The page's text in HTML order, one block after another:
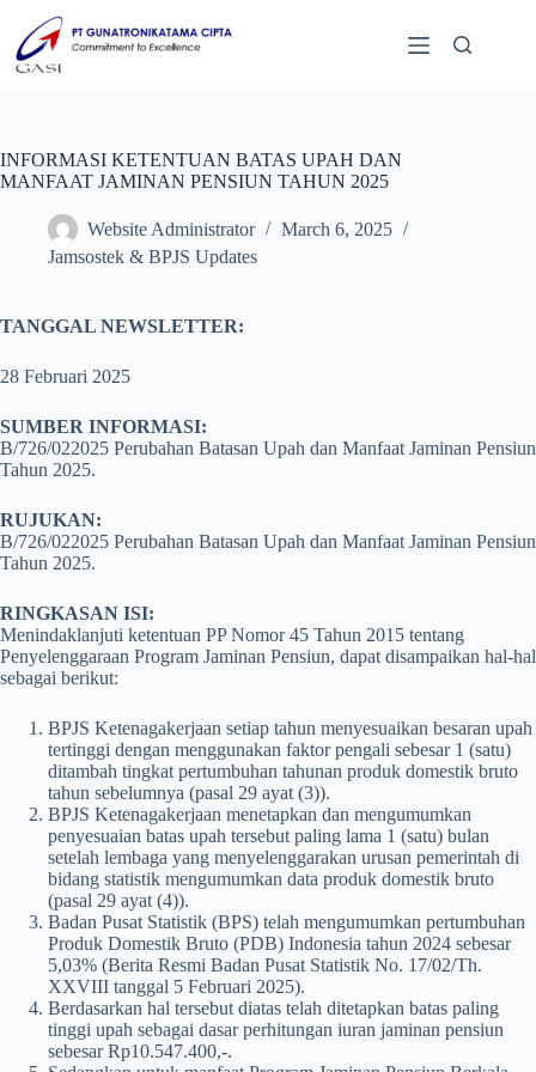
INFORMASI KETENTUAN BATAS UPAH DAN
MANFAAT JAMINAN PENSIUN TAHUN 2025
Website Administrator
March 6, 2025
Jamsostek & BPJS Updates
TANGGAL NEWSLETTER:
28 Februari 2025
SUMBER INFORMASI:
B/726/022025 Perubahan Batasan Upah dan Manfaat Jaminan Pensiun
Tahun 2025.
RUJUKAN:
B/726/022025 Perubahan Batasan Upah dan Manfaat Jaminan Pensiun
Tahun 2025.
RINGKASAN ISI:
Menindaklanjuti ketentuan PP Nomor 45 Tahun 2015 tentang
Penyelenggaraan Program Jaminan Pensiun, dapat disampaikan hal-hal
sebagai berikut:
BPJS Ketenagakerjaan setiap tahun menyesuaikan besaran upah
tertinggi dengan menggunakan faktor pengali sebesar 1 (satu)
ditambah tingkat pertumbuhan tahunan produk domestik bruto
tahun sebelumnya (pasal 29 ayat (3)).
BPJS Ketenagakerjaan menetapkan dan mengumumkan
penyesuaian batas upah tersebut paling lama 1 (satu) bulan
setelah lembaga yang menyelenggarakan urusan pemerintah di
bidang statistik mengumumkan data produk domestik bruto
(pasal 29 ayat (4)).
Badan Pusat Statistik (BPS) telah mengumumkan pertumbuhan
Produk Domestik Bruto (PDB) Indonesia tahun 2024 sebesar
5,03% (Berita Resmi Badan Pusat Statistik No. 17/02/Th.
XXVIII tanggal 5 Februari 2025).
Berdasarkan hal tersebut diatas telah ditetapkan batas paling
tinggi upah sebagai dasar perhitungan iuran jaminan pensiun
sebesar Rp10.547.400,-.